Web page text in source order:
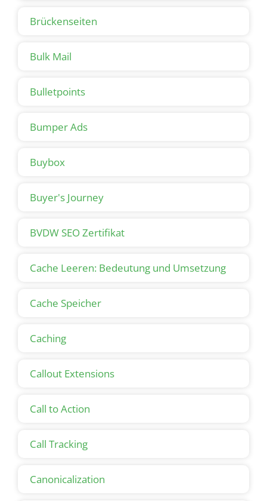
Brückenseiten
Bulk Mail
Bulletpoints
Bumper Ads
Buybox
Buyer's Journey
BVDW SEO Zertifikat
Cache Leeren: Bedeutung und Umsetzung
Cache Speicher
Caching
Callout Extensions
Call to Action
Call Tracking
Canonicalization